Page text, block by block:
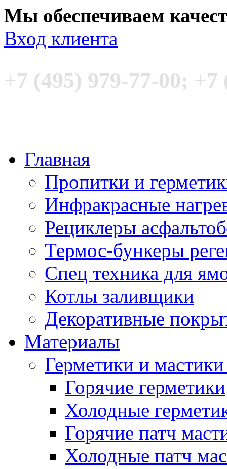
Мы обеспечиваем
Вход клиента
+7 (495) 979-77-00; +7
Главная
Пропитки и
Инфракрасные
Рециклеры
Термос-бункеры
Спец техника для
Котлы заливщики
Декоративные
Материалы
Герметики и
Горячие герметики
Холодные
Горячие патч
Холодные патч